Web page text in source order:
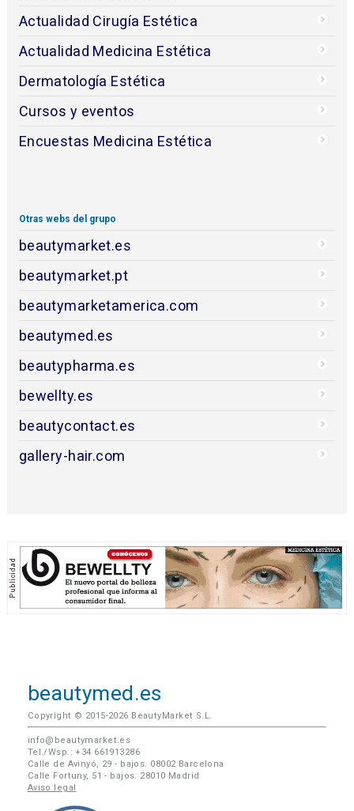
Actualidad Cirugía Estética
Actualidad Medicina Estética
Dermatología Estética
Cursos y eventos
Encuestas Medicina Estética
Otras webs del grupo
beautymarket.es
beautymarket.pt
beautymarketamerica.com
beautymed.es
beautypharma.es
bewellty.es
beautycontact.es
gallery-hair.com
beautymed.es
Copyright © 2015-2026 BeautyMarket S.L.
info@beautymarket.es
Tel./Wsp.: +34 661913286
Calle de Avinyó, 29 - bajos. 08002 Barcelona
Calle Fortuny, 51 - bajos. 28010 Madrid
Aviso legal